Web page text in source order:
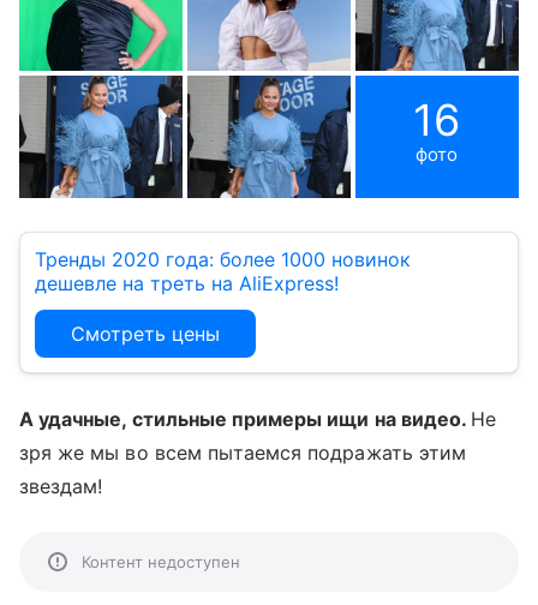
16
фото
Тренды 2020 года: более 1000 новинок
дешевле на треть на AliExpress!
Смотреть цены
А удачные, стильные примеры ищи на видео. Не
зря же мы во всем пытаемся подражать этим
звездам!
Контент недоступен